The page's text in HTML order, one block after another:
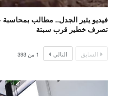
فيديو يثير الجدل.. مطالب
تصرف خطير قرب سبتة
السابق التالي 1 من 393